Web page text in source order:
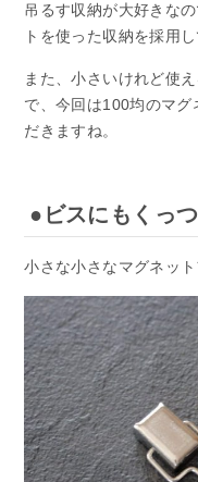
吊るす収納が大好きな
トを使った収納を採用し
また、小さいけれど使
で、今回は100均のマグ
だきますね。
●ビスにもくっ
小さな小さなマグネット